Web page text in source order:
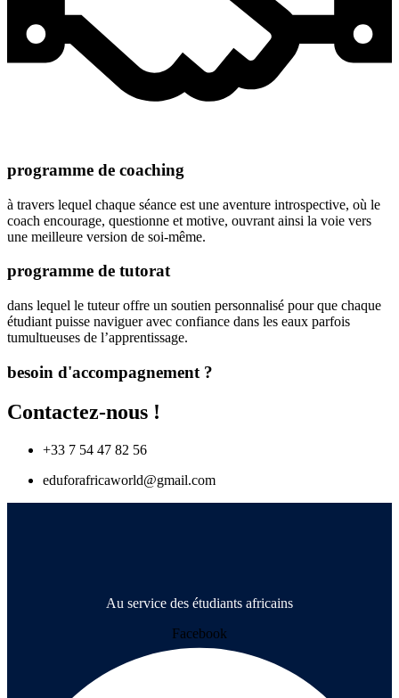
programme de coaching
à travers lequel chaque séance est une aventure introspective, où le
coach encourage, questionne et motive, ouvrant ainsi la voie vers
une meilleure version de soi-même.
programme de tutorat
dans lequel le tuteur offre un soutien personnalisé pour que chaque
étudiant puisse naviguer avec confiance dans les eaux parfois
tumultueuses de l’apprentissage.
besoin d'accompagnement ?
Contactez-nous !
+33 7 54 47 82 56
eduforafricaworld@gmail.com
Au service des étudiants africains
Facebook